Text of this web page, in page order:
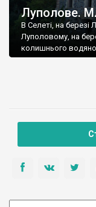
Луполове.
В Селеті, на березі
Луполовому, на
колишнього